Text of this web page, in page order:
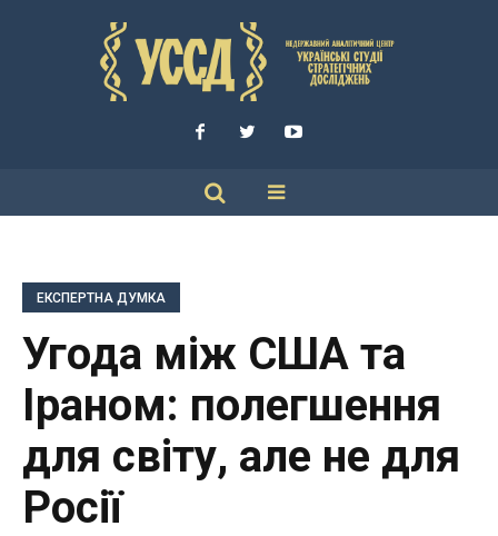
ЕКСПЕРТНА ДУМКА
Угода між США та
Іраном: полегшення
для світу, але не для
Росії